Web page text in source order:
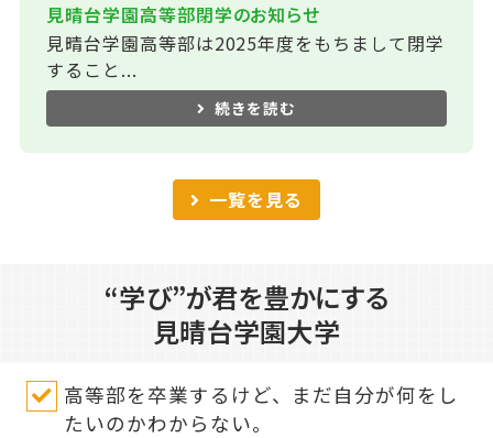
見晴台学園高等部閉学のお知らせ
見晴台学園高等部は2025年度をもちまして閉学
すること...
続きを読む
一覧を見る
“学び”が君を豊かにする
見晴台学園大学
高等部を卒業するけど、まだ自分が何をし
たいのかわからない。